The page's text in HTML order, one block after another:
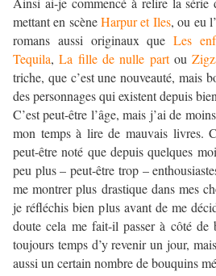
mettant en scèneHarpur et Iles, ou eu
romans aussi originaux que Les
Tequila,La fille de nulle partou
triche, que c’est une nouveauté, mais
des personnages qui existent depuis
C’est peut-être l’âge, mais j’ai de
mon temps à lire de mauvais livres.
peut-être noté que depuis quelques
peu plus – peut-être trop –
me montrer plus drastique dans mes
je réfléchis bien plus avant de me
doute cela me fait-il passer à côté de
toujours temps d’y revenir un jour,
aussi un certain nombre de bouquins